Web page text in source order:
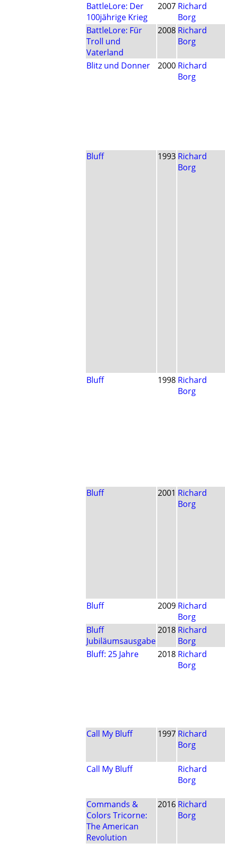
BattleLore: Der
100jährige Krieg
2007 Richard
Borg
BattleLore: Für
Troll und
Vaterland
2008 Richard
Borg
Blitz und Donner 2000 Richard
Borg
Bluff 1993 Richard
Borg
Bluff 1998 Richard
Borg
Bluff 2001 Richard
Borg
Bluff 2009 Richard
Borg
Bluff
Jubiläumsausgabe
2018 Richard
Borg
Bluff: 25 Jahre
2018 Richard
Borg
Call My Bluff 1997 Richard
Borg
Call My Bluff
Richard
Borg
Commands &
Colors Tricorne:
The American
Revolution
2016 Richard
Borg